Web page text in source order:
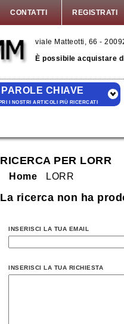
CONTATTI REGISTRATI
viale Matteotti, 66 -
È possibile acquistare
PAROLE CHIAVE
I NOSTRI ARTICOLI PIÙ RICERCATI
RICERCA PER LORR
Home LORR
La ricerca non ha
INSERISCI LA TUA EMAIL
INSERISCI LA TUA RICHIESTA